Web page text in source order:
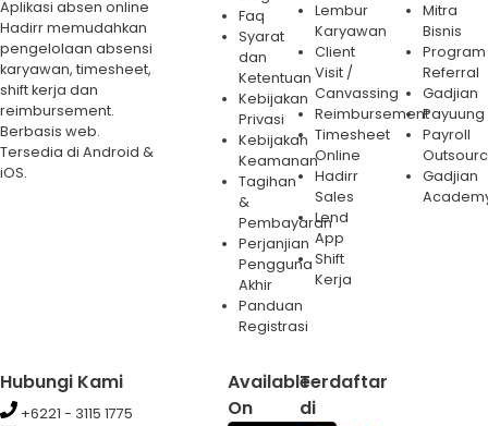
Aplikasi absen online
Hadirr memudahkan
pengelolaan absensi
karyawan, timesheet,
shift kerja dan
reimbursement.
Berbasis web.
Tersedia di Android &
iOS.
Faq
Syarat
dan
Ketentuan
Kebijakan
Privasi
Kebijakan
Keamanan
Tagihan
&
Pembayaran
Perjanjian
Pengguna
Akhir
Panduan
Registrasi
Lembur
Karyawan
Client
Visit /
Canvassing
Reimbursement
Timesheet
Online
Hadirr
Sales
Lend
App
Shift
Kerja
Mitra
Bisnis
Program
Referral
Gadjian
Payuung
Payroll
Gadjian
Hubungi Kami
+6221 - 3115 1775
Available
On
Terdaftar
di